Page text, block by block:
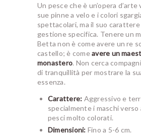
Un pesce che è un’opera
sue pinne a velo e i colori
spettacolari, ma il suo
gestione specifica. Tenere un
Betta non è come avere un re
castello; è comeavere un
monastero. Non cerca
di tranquillità per mostrare la
essenza.
Carattere: Aggressivo e
specialmente i maschi verso
pesci molto colorati.
Dimensioni: Fino a 5-6 cm.